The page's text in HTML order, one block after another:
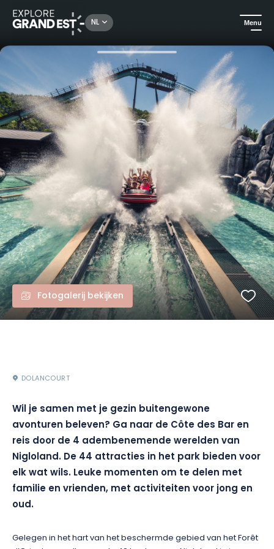
NL Menu
Kijk je ogen uit in de Grand Est Dagtrip naar Nigloland pretpark
Fotogalerij bekijken
DOLANCOURT
Wil je samen met je gezin buitengewone
avonturen beleven? Ga naar de Côte des Bar en
reis door de 4 adembenemende werelden van
Nigloland. De 44 attracties in het park bieden voor
elk wat wils. Leuke momenten om te delen met
familie en vrienden, met activiteiten voor jong en
oud.
Gelegen in het hart van het beschermde gebied van het Forêt